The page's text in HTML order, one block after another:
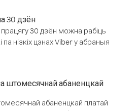
30 дзён
30 дзён можна рабіць
нізкіх цэнах Viber у абраныя
штомесячнай абаненцкай
абаненцкай платай